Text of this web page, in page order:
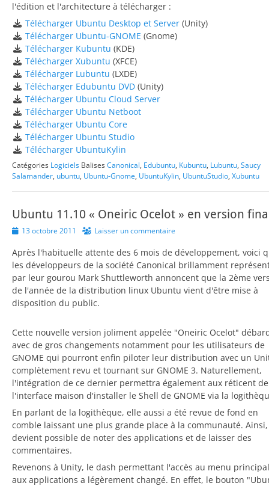
l'édition et l'architecture à télécharger :
Télécharger Ubuntu Desktop et Server(Unity)
Télécharger Ubuntu-GNOME (Gnome)
Télécharger Kubuntu (KDE)
Télécharger Xubuntu (XFCE)
Télécharger Lubuntu (LXDE)
Télécharger Edubuntu DVD(Unity)
Télécharger Ubuntu Cloud Server
Télécharger Ubuntu Netboot
Télécharger Ubuntu Core
Télécharger Ubuntu Studio
Télécharger UbuntuKylin
Catégories Logiciels BalisesCanonical, Edubuntu, Kubuntu, Lubuntu, Saucy
Salamander, ubuntu, Ubuntu-Gnome, UbuntuKylin, UbuntuStudio, Xubuntu
Ubuntu 11.10 « Oneiric Ocelot » en version
Posted13 octobre 2011 Laisser un commentaire
Après l'habituelle attente des 6 mois de développement, voici
les développeurs de la société Canonical brillamment
par leur gourou Mark Shuttleworth annoncent que la 2ème
de l'année de la distribution linux Ubuntu vient d'être mise à
disposition du public.
Cette nouvelle version joliment appelée "Oneiric Ocelot"
avec de gros changements notamment pour les utilisateurs de
GNOME qui pourront enfin piloter leur distribution avec un
complètement revu et tournant sur GNOME 3. Naturellement,
l'intégration de ce dernier permettra également aux réticent de
l'interface maison d'installer le Shell de GNOME via la
En parlant de la logithèque, elle aussi a été revue de fond en
comble laissant une plus grande place à la communauté.
devient possible de noter des applications et de laisser des
commentaires.
Revenons à Unity, le dash permettant l'accès au menu
aux applications a légèrement changé. En effet, le bouton